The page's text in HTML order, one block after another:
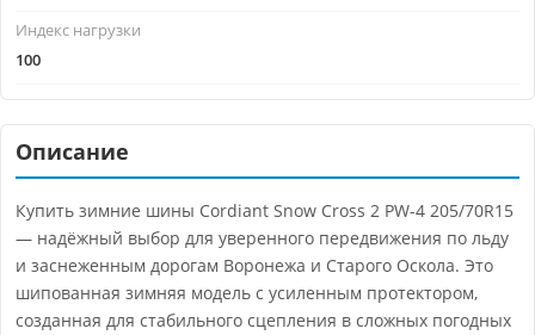
Индекс нагрузки
100
Описание
Купить зимние шины Cordiant Snow Cross 2 PW-4 205/70R15
— надёжный выбор для уверенного передвижения по льду
и заснеженным дорогам Воронежа и Старого Оскола. Это
шипованная зимняя модель с усиленным протектором,
созданная для стабильного сцепления в сложных погодных